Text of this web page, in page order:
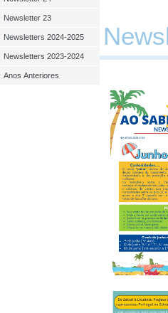
Newsletter 23
Newsletters 2024-2025
Newsletters 2023-2024
Anos Anteriores